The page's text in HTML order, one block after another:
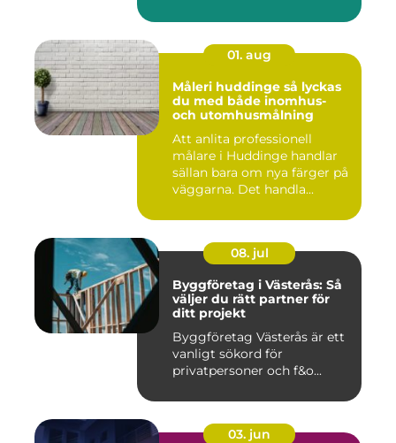
01. aug
Måleri huddinge så lyckas
du med både inomhus-
och utomhusmålning
Att anlita professionell
målare i Huddinge handlar
sällan bara om nya färger på
väggarna. Det handla...
08. jul
Byggföretag i Västerås: Så
väljer du rätt partner för
ditt projekt
Byggföretag Västerås är ett
vanligt sökord för
privatpersoner och f&o...
03. jun